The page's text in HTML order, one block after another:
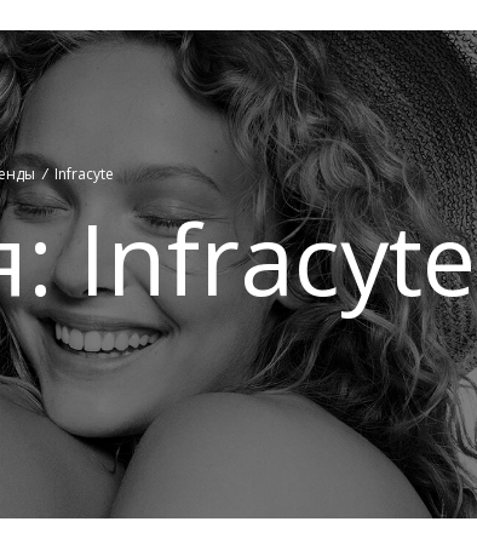
/ Infracyte
Infracyte